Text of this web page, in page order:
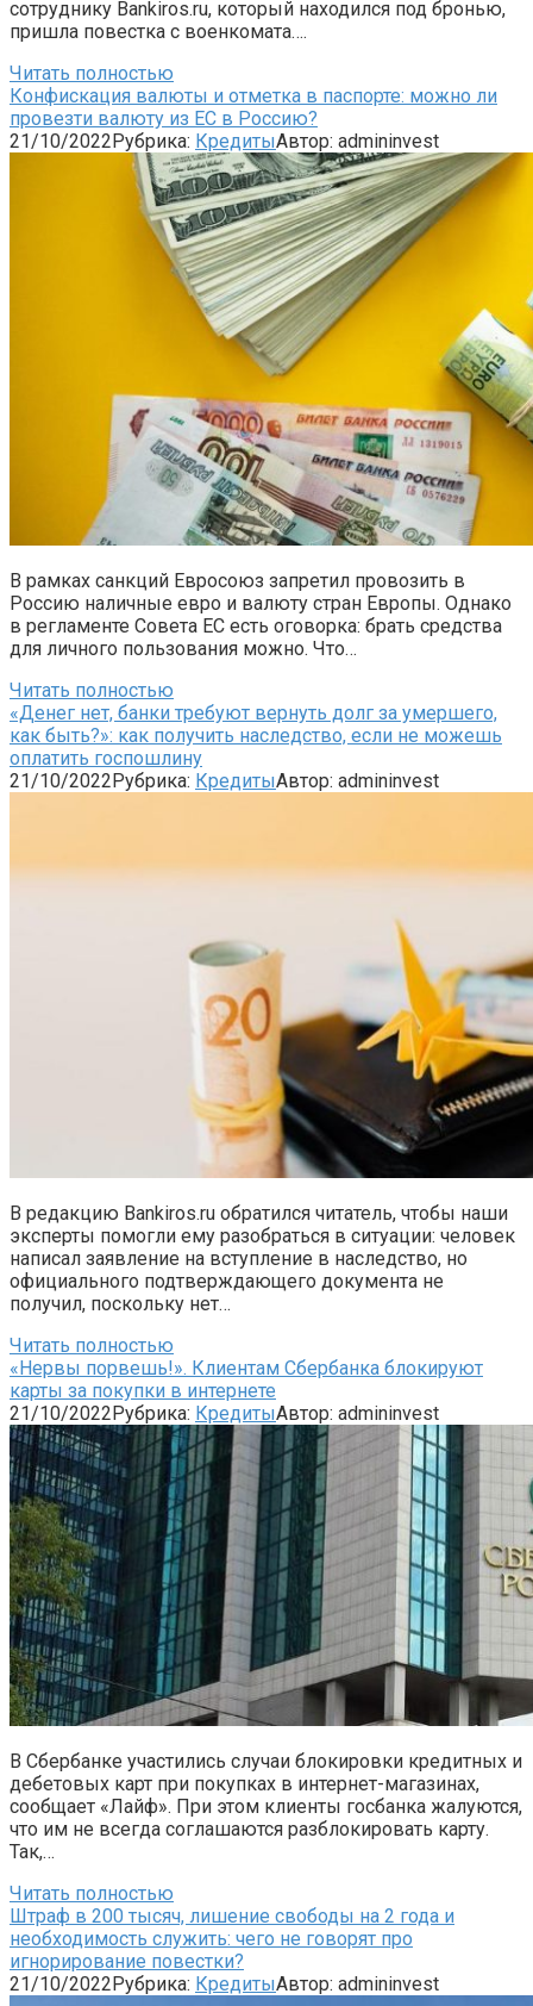
сотруднику Bankiros.ru, который находился под бронью,
пришла повестка с военкомата….
Читать полностью
Конфискация валюты и отметка в паспорте: можно ли
провезти валюту из ЕС в Россию?
21/10/2022Рубрика: КредитыАвтор: admininvest
В рамках санкций Евросоюз запретил провозить в
Россию наличные евро и валюту стран Европы. Однако
в регламенте Совета ЕС есть оговорка: брать средства
для личного пользования можно. Что…
Читать полностью
«Денег нет, банки требуют вернуть долг за умершего,
как быть?»: как получить наследство, если не можешь
оплатить госпошлину
21/10/2022Рубрика: КредитыАвтор: admininvest
В редакцию Bankiros.ru обратился читатель, чтобы наши
эксперты помогли ему разобраться в ситуации: человек
написал заявление на вступление в наследство, но
официального подтверждающего документа не
получил, поскольку нет…
Читать полностью
«Нервы порвешь!». Клиентам Сбербанка блокируют
карты за покупки в интернете
21/10/2022Рубрика: КредитыАвтор: admininvest
В Сбербанке участились случаи блокировки кредитных и
дебетовых карт при покупках в интернет-магазинах,
сообщает «Лайф». При этом клиенты госбанка жалуются,
что им не всегда соглашаются разблокировать карту.
Так,…
Читать полностью
Штраф в 200 тысяч, лишение свободы на 2 года и
необходимость служить: чего не говорят про
игнорирование повестки?
21/10/2022Рубрика: КредитыАвтор: admininvest